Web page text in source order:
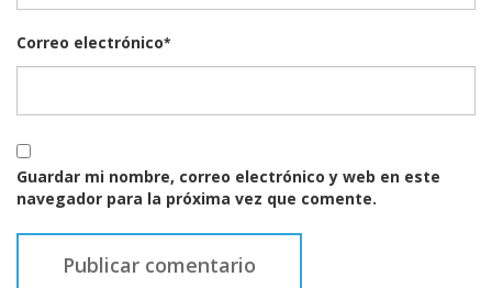
Correo electrónico*
Guardar mi nombre, correo electrónico y web en este
navegador para la próxima vez que comente.